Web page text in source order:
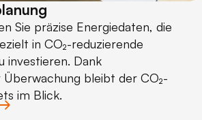
Sie präzise Energiedaten, die
in CO₂-reduzierende
investieren. Dank
bleibt der CO₂-
im Blick.